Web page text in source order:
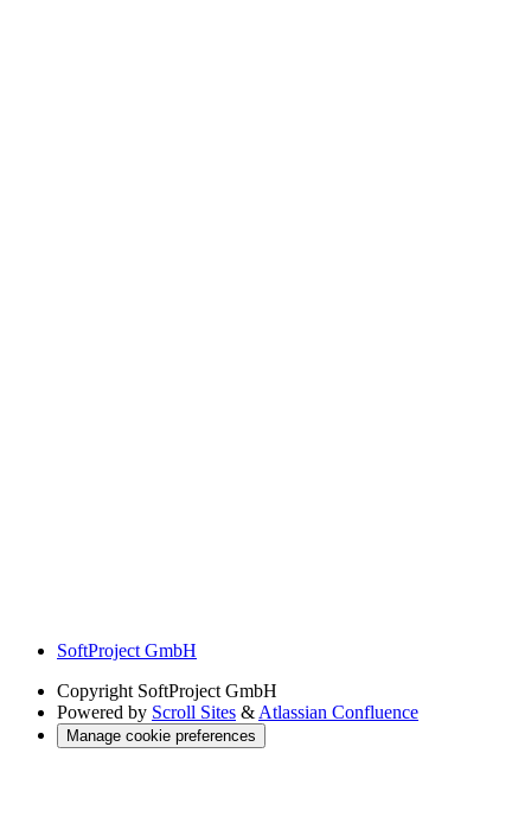
SoftProject GmbH
Copyright SoftProject GmbH
Powered by Scroll Sites & Atlassian Confluence
Manage cookie preferences